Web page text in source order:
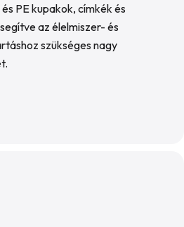
PE kupakok, címkék és
az élelmiszer- és
szükséges nagy